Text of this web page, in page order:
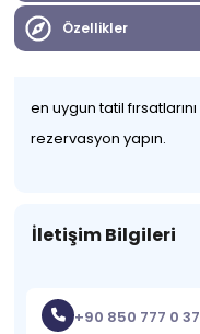
Özellikler
en uygun tatil
rezervasyon yapın.
İletişim Bilgileri
+90 850 777 0